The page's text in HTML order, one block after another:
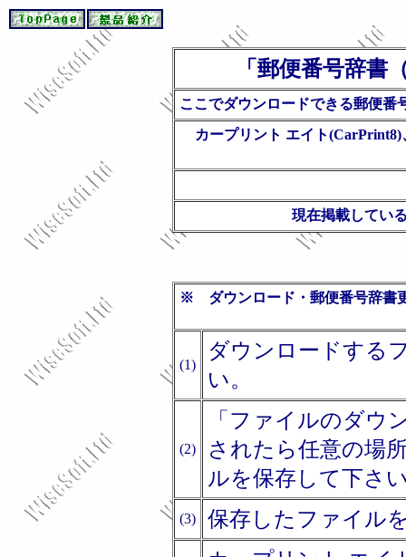
「郵便番号辞書
ここでダウンロードできる郵便番
カープリント エイト
現在掲載してい
※ ダウンロード・郵便番号辞
(1)
ダウンロードする
い。
(2)
「ファイルのダウ
されたら任意の場
ルを保存して下さ
(3) 保存したファイル